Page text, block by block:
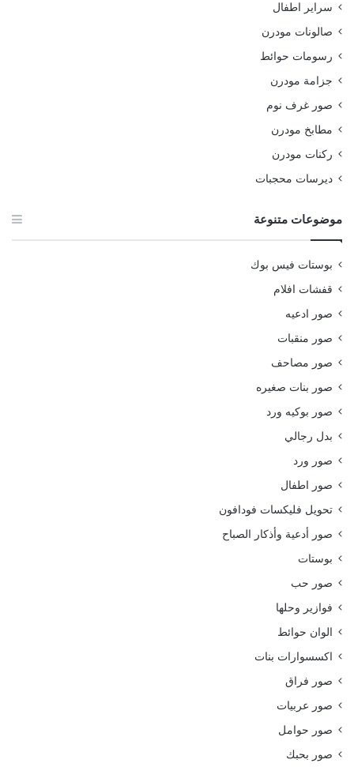
سراير اطفال
صالونات مودرن
رسومات حوائط
جزامة مودرن
صور غرف نوم
مطابخ مودرن
ركنات مودرن
ديرسات محجبات
موضوعات متنوعة
بوستات فيس بوك
قفشات افلام
صور ادعيه
صور منقبات
صور مصاحف
صور بنات صغيره
صور بوكيه ورد
بدل رجالي
صور ورد
صور اطفال
تحويل فليكسات فودافون
صور أدعية وأذكار الصباح
بوستات
صور حب
فوازير وحلها
الوان حوائط
اكسسوارات بنات
صور فراق
صور عربيات
صور حوامل
صور بحبك